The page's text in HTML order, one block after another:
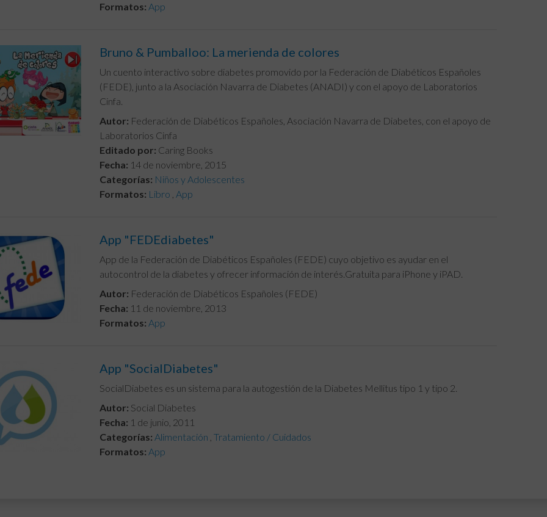
Formatos: App
Bruno & Pumballoo: La merienda de colores
Un cuento interactivo sobre diabetes promovido por la Federación de Diabéticos Españoles
(FEDE), junto a la Asociación Navarra de Diabetes (ANADI) y con el apoyo de Laboratorios
Cinfa.
Autor: Federación de Diabéticos Españoles, Asociación Navarra de Diabetes, con el apoyo de
Laboratorios Cinfa
Editado por: Caring Books
Fecha: 14 de noviembre, 2015
Categorías: Niños y Adolescentes
Formatos: Libro App
App "FEDEdiabetes"
App de la Federación de Diabéticos Españoles (FEDE) cuyo objetivo es ayudar en el
autocontrol de la diabetes y ofrecer información de interés.Gratuita para iPhone y iPAD.
Autor: Federación de Diabéticos Españoles (FEDE)
Fecha: 11 de noviembre, 2013
Formatos: App
App "SocialDiabetes"
SocialDiabetes es un sistema para la autogestión de la Diabetes Mellitus tipo 1 y tipo 2.
Autor: Social Diabetes
Fecha: 1 de junio, 2011
Categorías: Alimentación ,Tratamiento / Cuidados
Formatos: App